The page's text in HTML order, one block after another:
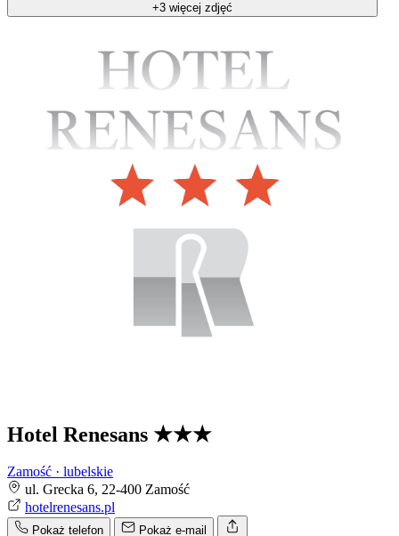
+3 więcej zdjęć
Hotel Renesans ★★★
Zamość · lubelskie
ul. Grecka 6, 22-400 Zamość
hotelrenesans.pl
Pokaż telefon Pokaż e-mail